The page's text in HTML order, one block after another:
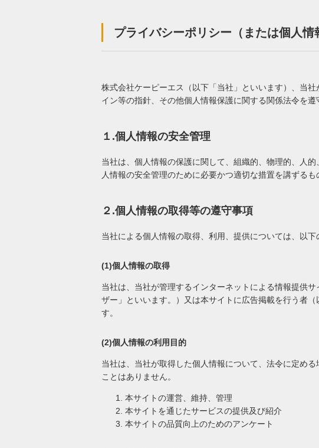
プライバシーポリシー（または個人情
株式会社ケーピーエス（以下「当社」といいます）、当
イン等の指針、その他個人情報保護に関する関係法令を遵
１.個人情報の安全管理
当社は、個人情報の保護に関して、組織的、物理的、人
人情報の安全管理のために必要かつ適切な措置を講ずるも
２.個人情報の取得等の遵守事項
当社による個人情報の取得、利用、提供については、以下
(1)個人情報の取得
当社は、当社が管理するインターネットによる情報提供
ザー」といいます。）又は本サイトに広告掲載を行う者
す。
(2)個人情報の利用目的
当社は、当社が取得した個人情報について、法令に定め
ことはありません。
本サイトの運営、維持、管理
本サイトを通じたサービスの提供及び紹介
本サイトの品質向上のためのアンケート